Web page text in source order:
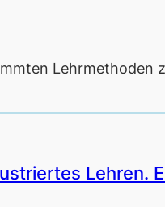
Lehren.